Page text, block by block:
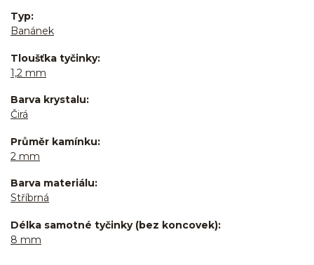
Typ
Banánek
Tloušťka tyčinky
1,2 mm
Barva krystalu
Čirá
Průměr kamínku
2 mm
Barva materiálu
Stříbrná
Délka samotné tyčinky (bez koncovek)
8 mm